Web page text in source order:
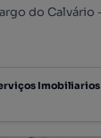
Imobiliarios